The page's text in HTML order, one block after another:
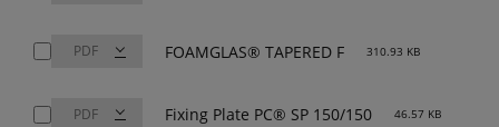
FOAMGLAS® TAPERED F 310.93 KB
Fixing Plate PC® SP 150/150 46.57 KB